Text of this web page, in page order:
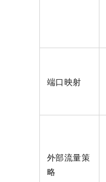
端口映射
外部流量策
略